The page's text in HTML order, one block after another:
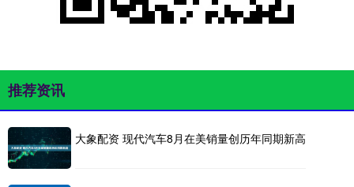
推荐资讯
大象配资 现代汽车8月在美销量创历年同期新高